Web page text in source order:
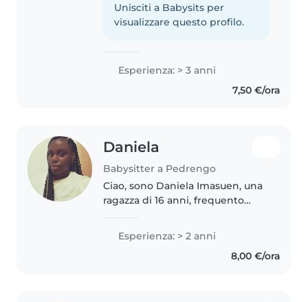
primaria e adolescenti nei centri
estivi del mio paese, e in RSA
Unisciti a Babysits per
visualizzare questo profilo.
Esperienza: > 3 anni
7,50 €/ora
Daniela
Babysitter a Pedrengo
Ciao, sono Daniela Imasuen, una
ragazza di 16 anni, frequento
Trescore Balneari e cerco lavoro
come babysitter. Ho già
maturato un'ottima esperienza
Esperienza: > 2 anni
8,00 €/ora